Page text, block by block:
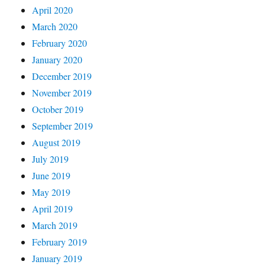
April 2020
March 2020
February 2020
January 2020
December 2019
November 2019
October 2019
September 2019
August 2019
July 2019
June 2019
May 2019
April 2019
March 2019
February 2019
January 2019